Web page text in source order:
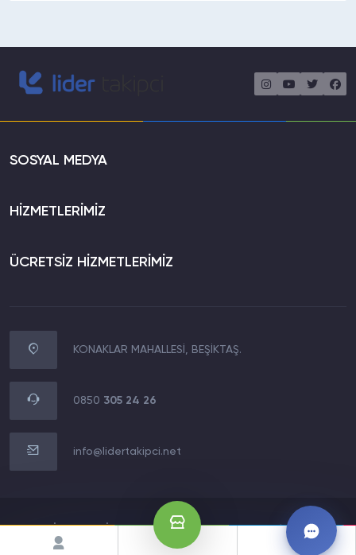
SOSYAL MEDYA
HİZMETLERİMİZ
ÜCRETSİZ HİZMETLERİMİZ
KONAKLAR MAHALLESİ, BEŞİKTAŞ.
0850 305 24 26
info@lidertakipci.net
2020 LİDERMEDİA TECHNOLOGY LTD.Tüm Hakları Saklıdır.
WhatsApp İletişim
Müşteri Destek Hattı
E-Posta Destek Hattı